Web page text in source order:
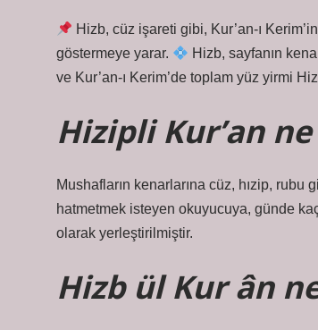
Hizb, cüz işareti gibi, Kur’an-ı
göstermeye yarar.
Hizb, sayfanın
ve Kur’an-ı Kerim’de toplam yüz yirmi
Hizipli Kur’an
Mushafların kenarlarına cüz, hızip,
hatmetmek isteyen okuyucuya, günde
olarak yerleştirilmiştir.
Hizb ül Kur ân